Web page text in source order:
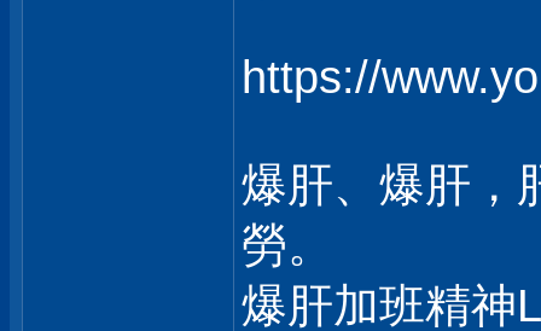
https://
爆肝、爆肝，
勞。
爆肝加班精神